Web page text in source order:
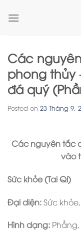
Các
phong thủy
đá quý
Posted on 23 Tháng 9,
Các nguyên tắc
vào
Sức khỏe (Tai Qi)
Đại diện:Sức
Hình dạng: